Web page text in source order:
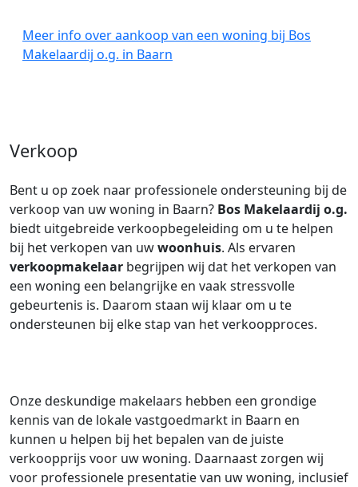
Meer info over aankoop van een woning bij Bos
Makelaardij o.g. in Baarn
Verkoop
Bent u op zoek naar professionele ondersteuning bij de
verkoop van uw woning in Baarn? Bos Makelaardij o.g.
biedt uitgebreide verkoopbegeleiding om u te helpen
bij het verkopen van uwwoonhuis. Als ervaren
verkoopmakelaar begrijpen wij dat het verkopen van
een woning een belangrijke en vaak stressvolle
gebeurtenis is. Daarom staan wij klaar om u te
ondersteunen bij elke stap van het verkoopproces.
Onze deskundige makelaars hebben een grondige
kennis van de lokale vastgoedmarkt in Baarn en
kunnen u helpen bij het bepalen van de juiste
verkoopprijs voor uw woning. Daarnaast zorgen wij
voor professionele presentatie van uw woning, inclusief